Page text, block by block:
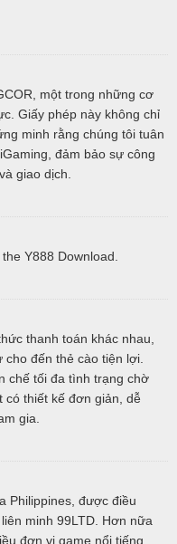
một trong những cơ
Giấy phép này không chỉ
minh rằng chúng tôi tuân
đảm bảo sự công
giao dịch.
Y888 Download.
thanh toán khác nhau,
đến thẻ cào tiện lợi.
chế tối đa tình trạng chờ
có thiết kế đơn giản, dễ
gia.
Philippines, được điều
minh 99LTD. Hơn nữa
đơn vị game nổi tiếng